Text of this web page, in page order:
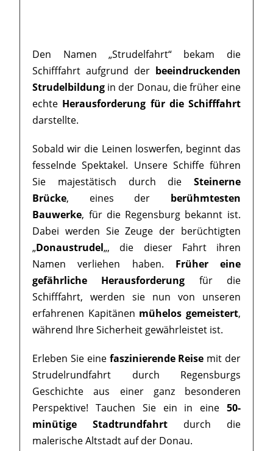
Den Namen „Strudelfahrt“ bekam die
Schifffahrt aufgrund der beeindruckenden
Strudelbildung in der Donau, die früher eine
echte Herausforderung für die Schifffahrt
darstellte.
Sobald wir die Leinen loswerfen, beginnt das
fesselnde Spektakel. Unsere Schiffe führen
Sie majestätisch durch die Steinerne
Brücke, eines der berühmtesten
Bauwerke, für die Regensburg bekannt ist.
Dabei werden Sie Zeuge der berüchtigten
„Donaustrudel„, die dieser Fahrt ihren
Namen verliehen haben. Früher eine
gefährliche Herausforderung für die
Schifffahrt, werden sie nun von unseren
erfahrenen Kapitänen mühelos gemeistert,
während Ihre Sicherheit gewährleistet ist.
Erleben Sie eine faszinierende Reise mit der
Strudelrundfahrt durch Regensburgs
Geschichte aus einer ganz besonderen
Perspektive! Tauchen Sie ein in eine 50-
minütige Stadtrundfahrt durch die
malerische Altstadt auf der Donau.